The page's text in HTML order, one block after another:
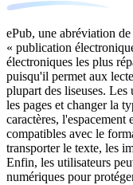
ePub, une abréviation
« publication
électroniques les plus
puisqu'il permet aux
plupart des liseuses.
les pages et changer la
caractères,
compatibles avec le
transporter le texte, les
Enfin, les utilisateurs
numériques pour